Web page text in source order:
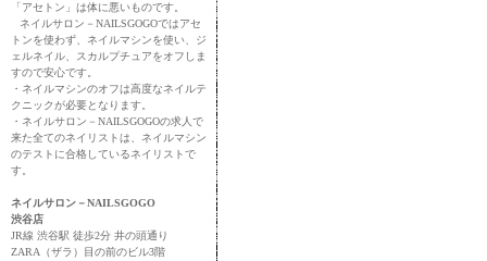
「アセトン」は体に悪いものです。
ネイルサロン－NAILSGOGOではアセ
トンを使わず、ネイルマシンを使い、ジ
ェルネイル、スカルプチュアをオフしま
すので安心です。
・ネイルマシンのオフは高度なネイルテ
クニックが必要となります。
・ネイルサロン－NAILSGOGOの求人で
来た全てのネイリストは、ネイルマシン
のテストに合格しているネイリストで
す。
ネイルサロン－NAILSGOGO
渋谷店
JR線 渋谷駅 徒歩2分 井の頭通り
ZARA（ザラ）目の前のビル3階